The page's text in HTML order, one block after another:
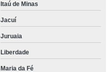
Itaú de Minas
Jacuí
Juruaia
Liberdade
Maria da Fé